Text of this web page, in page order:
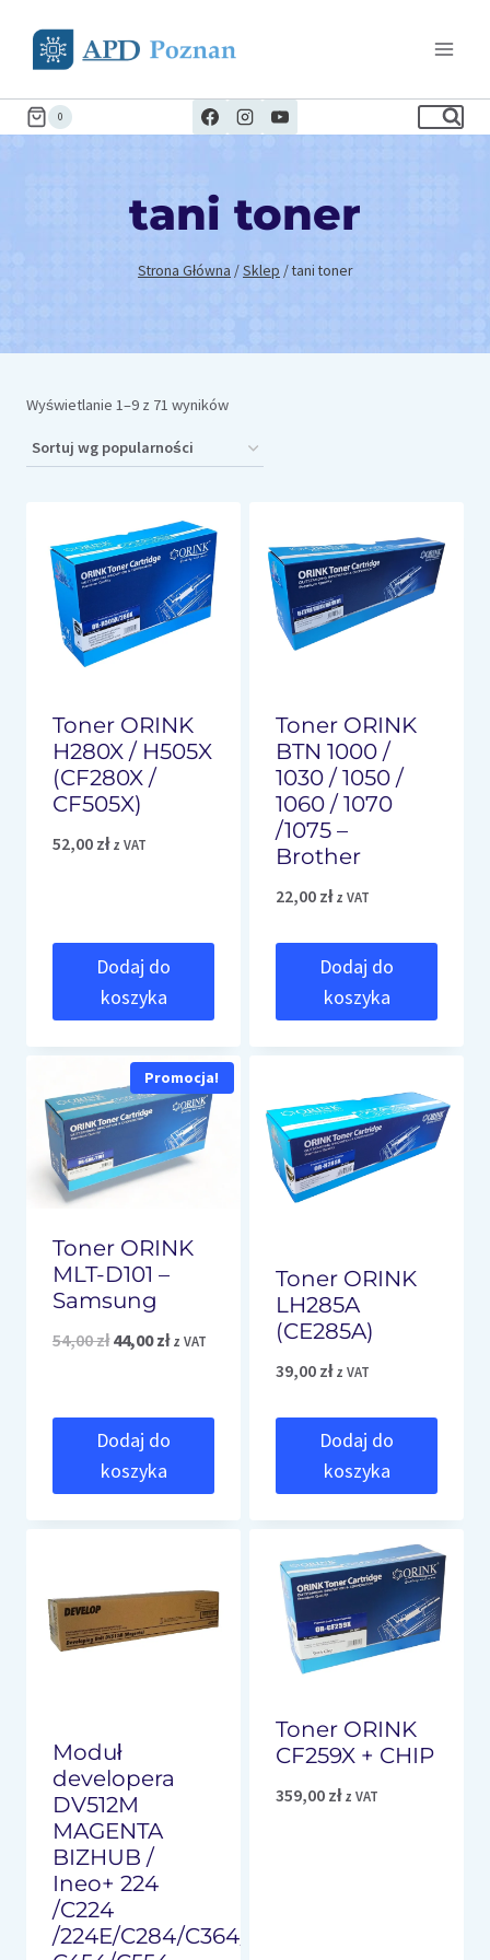
0
tani toner
Strona Główna /Sklep /tani toner
Wyświetlanie 1–9 z 71 wynikówPosortowane
popularności
Toner ORINK
H280X / H505X
(CF280X /
CF505X)
52,00 zł z VAT
Dodaj do
koszyka
Toner ORINK
BTN 1000 /
1030 / 1050 /
1060 / 1070
/1075 –
Brother
22,00 zł z VAT
Dodaj do
koszyka
Promocja!
Toner ORINK
MLT-D101 –
Samsung
54,00zł Pierwotna
54,00 zł.
44,00złAktualna
44,00 zł.
z VAT
Dodaj do
koszyka
Toner ORINK
LH285A
(CE285A)
39,00 zł z VAT
Dodaj do
koszyka
Moduł
developera
DV512M
MAGENTA
BIZHUB /
Ineo+ 224
/C224
/224E/C284/C364/
Toner ORINK
CF259X + CHIP
359,00 zł z VAT